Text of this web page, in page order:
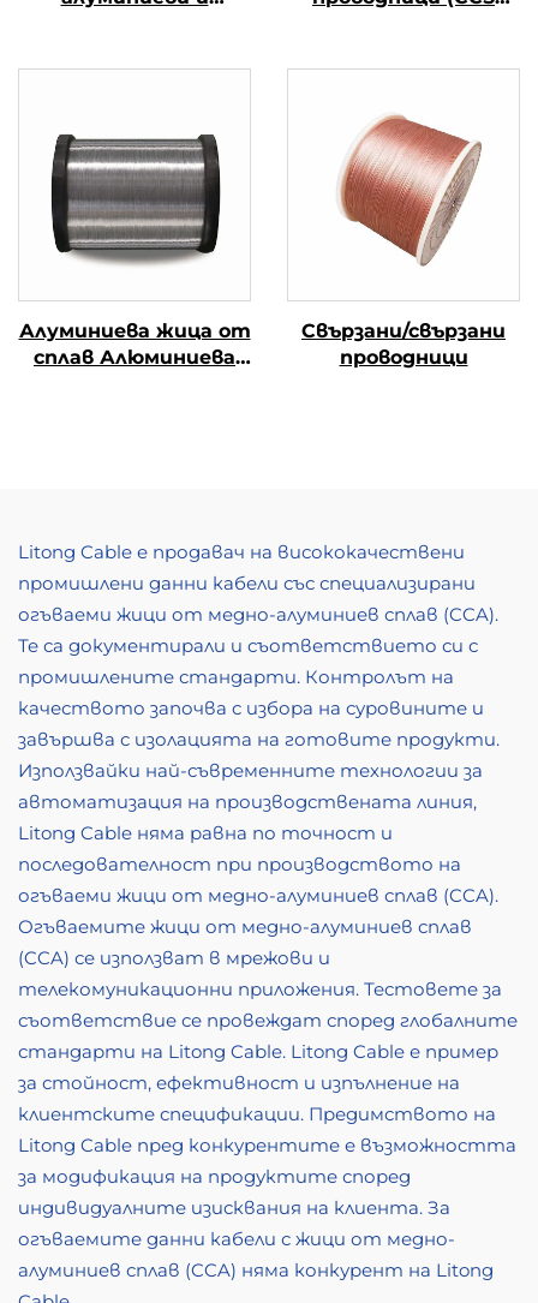
проводници)
Алуминиева жица от
сплав Алюминиева
Свързани/свързани
проводници
Litong Cable е продавач на висококачествени
промишлени данни кабели със специализирани
огъваеми жици от медно-алуминиев сплав (CCA).
Те са документирали и съответствието си с
промишлените стандарти. Контролът на
качеството започва с избора на суровините и
завършва с изолацията на готовите продукти.
Използвайки най-съвременните технологии за
автоматизация на производствената линия,
Litong Cable няма равна по точност и
последователност при производството на
огъваеми жици от медно-алуминиев сплав (CCA).
Огъваемите жици от медно-алуминиев сплав
(CCA) се използват в мрежови и
телекомуникационни приложения. Тестовете за
съответствие се провеждат според глобалните
стандарти на Litong Cable. Litong Cable е пример
за стойност, ефективност и изпълнение на
клиентските спецификации. Предимството на
Litong Cable пред конкурентите е възможността
за модификация на продуктите според
индивидуалните изисквания на клиента. За
огъваемите данни кабели с жици от медно-
алуминиев сплав (CCA) няма конкурент на Litong